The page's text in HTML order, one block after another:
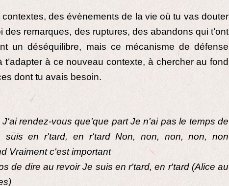
des évènements de la vie où tu vas douter
des remarques, des ruptures, des abandons qui t’ont
un déséquilibre, mais ce mécanisme de défense
t’adapter à ce nouveau contexte, à chercher au fond
dont tu avais besoin.
rendez-vous que'que part Je n'ai pas le temps de
suis en r'tard, en r'tard Non, non, non, non, non
Vraiment c'est important
de dire au revoir Je suis en r'tard, en r'tard (Alice au